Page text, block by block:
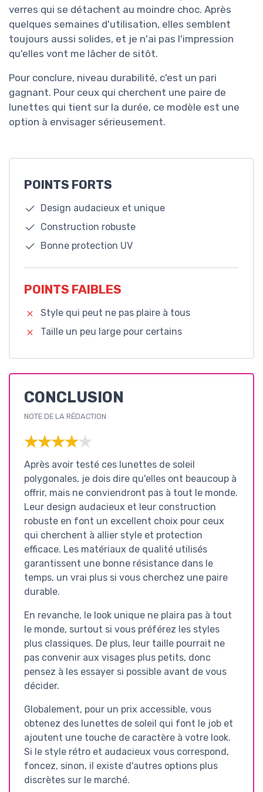
verres qui se détachent au moindre choc. Après
quelques semaines d'utilisation, elles semblent
toujours aussi solides, et je n'ai pas l'impression
qu'elles vont me lâcher de sitôt.
Pour conclure, niveau durabilité, c'est un pari
gagnant. Pour ceux qui cherchent une paire de
lunettes qui tient sur la durée, ce modèle est une
option à envisager sérieusement.
POINTS FORTS
Design audacieux et unique
Construction robuste
Bonne protection UV
POINTS FAIBLES
Style qui peut ne pas plaire à tous
Taille un peu large pour certains
CONCLUSION
NOTE DE LA RÉDACTION
★★★★★
★★★★★
Après avoir testé ces lunettes de soleil
polygonales, je dois dire qu'elles ont beaucoup à
offrir, mais ne conviendront pas à tout le monde.
Leur design audacieux et leur construction
robuste en font un excellent choix pour ceux
qui cherchent à allier style et protection
efficace. Les matériaux de qualité utilisés
garantissent une bonne résistance dans le
temps, un vrai plus si vous cherchez une paire
durable.
En revanche, le look unique ne plaira pas à tout
le monde, surtout si vous préférez les styles
plus classiques. De plus, leur taille pourrait ne
pas convenir aux visages plus petits, donc
pensez à les essayer si possible avant de vous
décider.
Globalement, pour un prix accessible, vous
obtenez des lunettes de soleil qui font le job et
ajoutent une touche de caractère à votre look.
Si le style rétro et audacieux vous correspond,
foncez, sinon, il existe d'autres options plus
discrètes sur le marché.